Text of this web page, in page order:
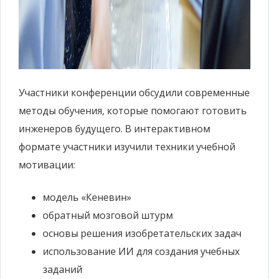
Участники конференции обсудили современные
методы обучения, которые помогают готовить
инженеров будущего. В интерактивном
формате участники изучили техники учебной
мотивации:
модель «Кеневин»
обратный мозговой штурм
основы решения изобретательских задач
использование ИИ для создания учебных
заданий